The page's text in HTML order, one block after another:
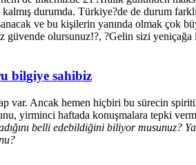
durumda. Türkiye?de de durum
ve bu kişilerin yanında olmak
olursunuz!?, ?Gelin sizi
bilgiye sahibiz
var. Ancak hemen hiçbiri bu sürecin
yirminci haftada konuşmalara tepki
belli edebildiğini biliyor musunuz?